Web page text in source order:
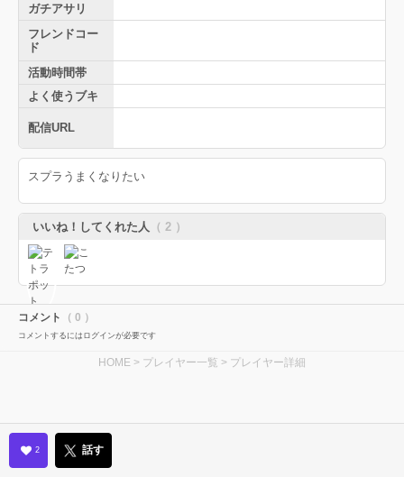
ガチアサリ
フレンドコー
ド
活動時間帯
よく使うブキ
配信URL
スプラうまくなりたい
いいね！してくれた人 （ 2 ）
コメント （ 0 ）
コメントするにはログインが必要です
HOME > プレイヤー一覧 > プレイヤー詳細
2 話す